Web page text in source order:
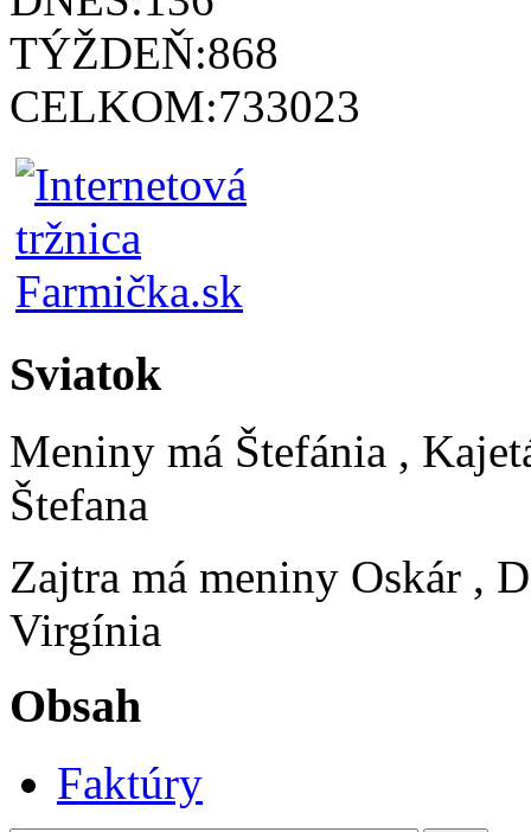
TÝŽDEŇ:868
CELKOM:733023
Sviatok
Meniny má Štefánia ,
Štefana
Zajtra má meniny Oskár ,
Virgínia
Obsah
Faktúry